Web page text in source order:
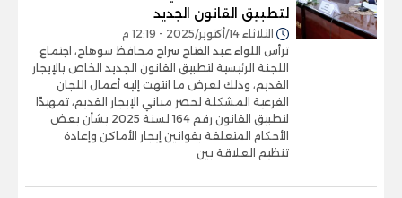
لتطبيق القانون الجديد
الثلاثاء 14/أكتوبر/2025 - 12:19 م
ترأس اللواء عبد الفتاح سراج محافظ سوهاج، اجتماع
اللجنة الرئيسية لتطبيق القانون الجديد الخاص بالإيجار
القديم، وذلك لعرض ما انتهت إليه أعمال اللجان
الفرعية المشكلة لحصر مباني الإيجار القديم، تمهيدًا
لتطبيق القانون رقم 164 لسنة 2025 بشأن بعض
الأحكام المتعلقة بقوانين إيجار الأماكن وإعادة
تنظيم العلاقة بين